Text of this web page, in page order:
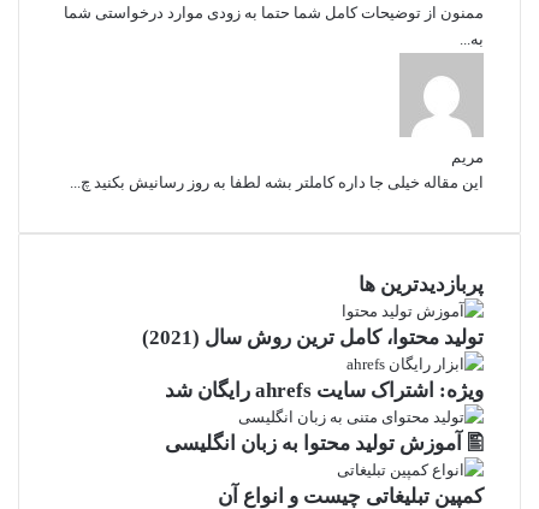
ممنون از توضیحات کامل شما حتما به زودی موارد درخواستی شما
به...
مریم
این مقاله خیلی جا داره کاملتر بشه لطفا به روز رسانیش بکنید چ...
پربازدیدترین ها
توليد محتوا، کامل ترین روش سال (2021)
ویژه: اشتراک سایت ahrefs رایگان شد
🖺 آموزش تولید محتوا به زبان انگلیسی
کمپین تبلیغاتی چیست و انواع آن